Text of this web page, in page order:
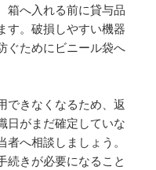
箱へ入れる前に貸与品
す。破損しやすい機器
ぐためにビニール袋へ
できなくなるため、返
日がまだ確定していな
へ相談しましょう。
続きが必要になること